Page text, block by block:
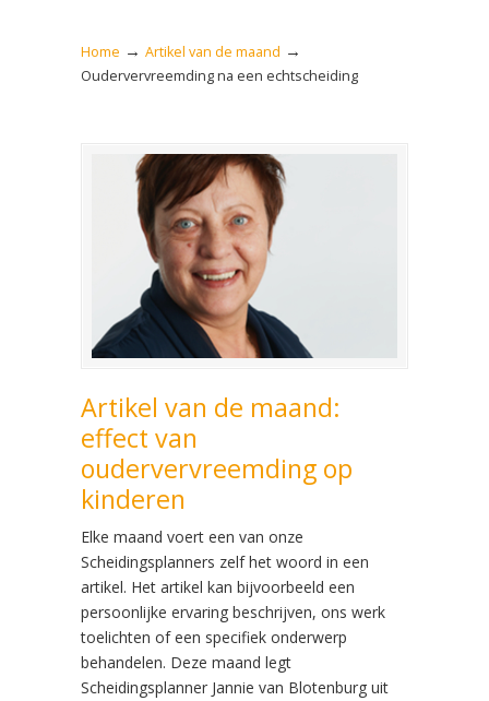
Home → Artikel van de maand →
Oudervervreemding na een echtscheiding
Artikel van de maand:
effect van
oudervervreemding op
kinderen
Elke maand voert een van onze
Scheidingsplanners zelf het woord in een
artikel. Het artikel kan bijvoorbeeld een
persoonlijke ervaring beschrijven, ons werk
toelichten of een specifiek onderwerp
behandelen. Deze maand legt
Scheidingsplanner Jannie van Blotenburg uit